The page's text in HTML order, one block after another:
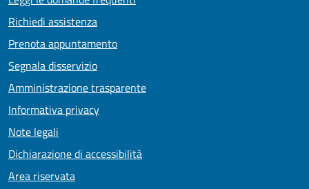
Richiedi assistenza
Prenota appuntamento
Segnala disservizio
Amministrazione trasparente
Informativa privacy
Note legali
Dichiarazione di accessibilità
Area riservata